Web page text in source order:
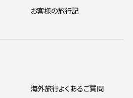
お客様の旅行記
海外旅行よくあるご質問